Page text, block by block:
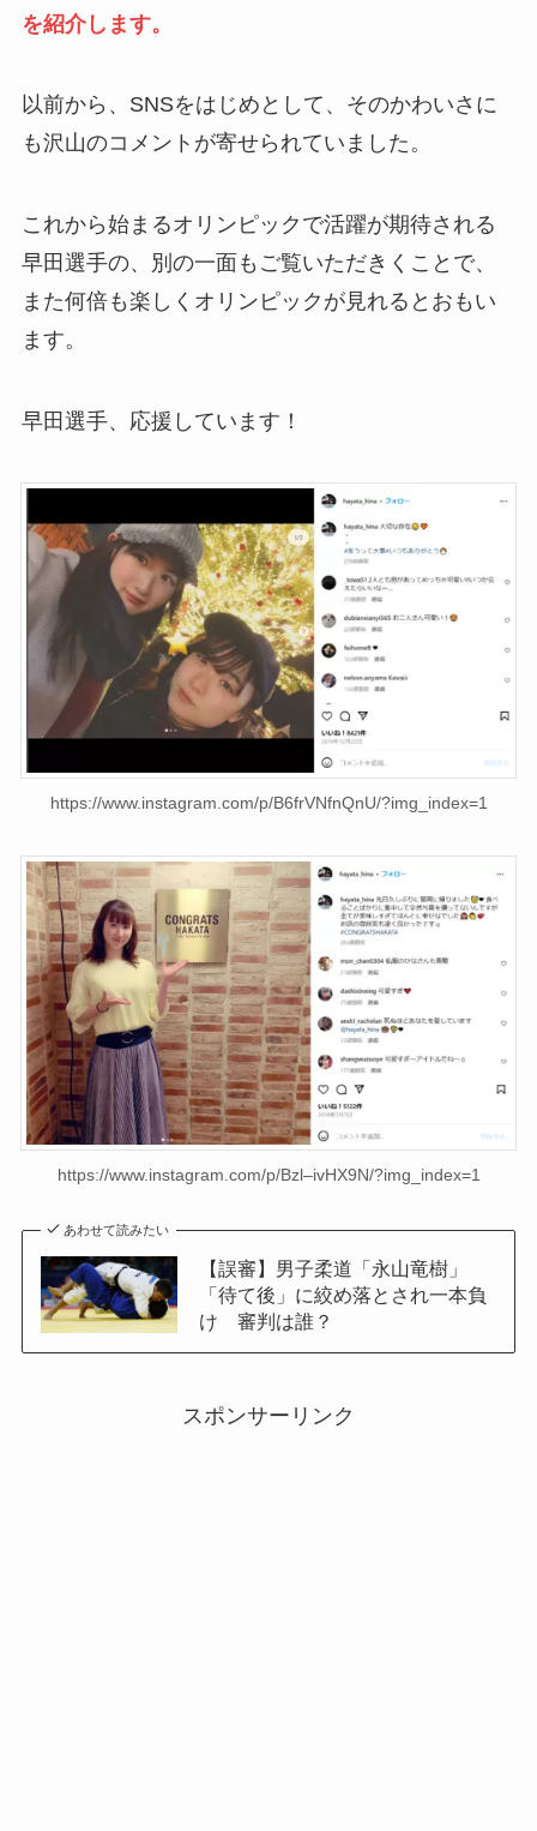
を紹介します。
以前から、SNSをはじめとして、そのかわいさに
も沢山のコメントが寄せられていました。
これから始まるオリンピックで活躍が期待される
早田選手の、別の一面もご覧いただきくことで、
また何倍も楽しくオリンピックが見れるとおもい
ます。
早田選手、応援しています！
https://www.instagram.com/p/B6frVNfnQnU/?img_index=1
https://www.instagram.com/p/Bzl–ivHX9N/?img_index=1
あわせて読みたい
【誤審】男子柔道「永山竜樹」
「待て後」に絞め落とされ一本負
け 審判は誰？
スポンサーリンク